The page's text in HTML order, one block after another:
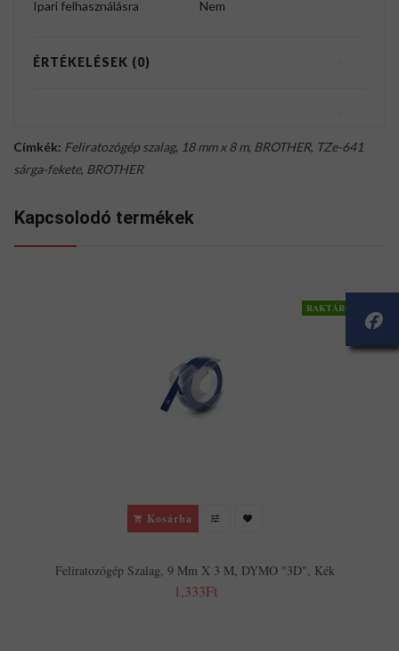
Ipari felhasználásra Nem
ÉRTÉKELÉSEK (0)
Címkék: Feliratozógép szalag, 18 mm x 8 m, BROTHER, TZe-641
sárga-fekete, BROTHER
Kapcsolodó termékek
RAKTÁRON
Kosárba
Feliratozógép Szalag, 9 Mm X 3 M, DYMO "3D", Kék
1,333Ft